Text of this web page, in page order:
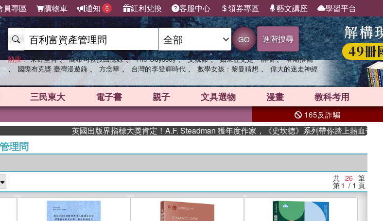
員專區 購物車 通知 5 紅利兌換 客服中心 領券專區 藝文講座 學習平台
GO 進階搜尋
熱搜： 東野圭吾 、 高希均教授回憶錄 、 The Odyssey 、 父親節 、 如果歷史是一群喵 、 暑期推薦
、 國際布克獎 臺灣漫遊錄 、 方念華 、 台灣的李登輝時代 、 數學女孩：黎曼猜想 、 偉大的迷走神經
三民東大 電子書 親子 文具選物 漫畫 教科考用
165反詐騙
英國出版界指標大獎肯定！A.F. Steadman 獲年度作家，《史坎德》系列帶你踏上熱血奇幻旅程
理問
共 26 筆
第 1 / 1 頁